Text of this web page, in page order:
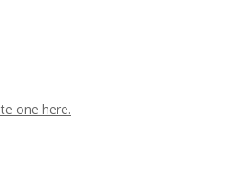
one here.